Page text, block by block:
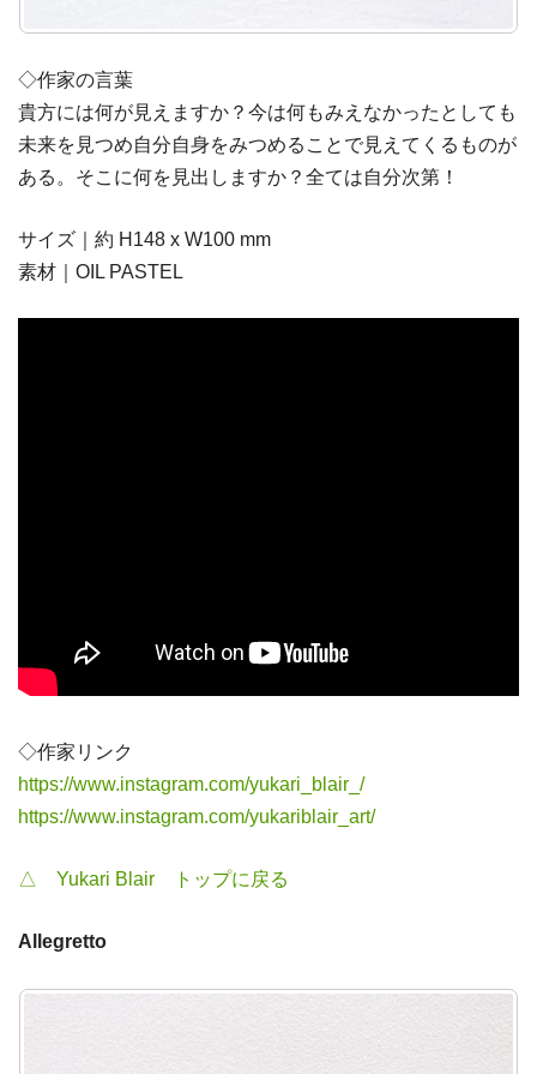
◇作家の言葉
貴方には何が見えますか？今は何もみえなかったとしても
未来を見つめ自分自身をみつめることで見えてくるものが
ある。そこに何を見出しますか？全ては自分次第！
サイズ｜約 H148 x W100 mm
素材｜OIL PASTEL
◇作家リンク
https://www.instagram.com/yukari_blair_/
https://www.instagram.com/yukariblair_art/
△ Yukari Blair トップに戻る
Allegretto